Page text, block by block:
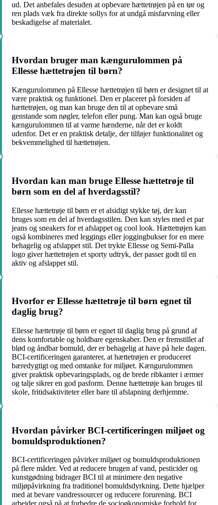
ud. Det anbefales desuden at opbevare hættetrøjen på en tør og
ren plads væk fra direkte sollys for at undgå misfarvning eller
beskadigelse af materialet.
Hvordan bruger man kængurulommen på
Ellesse hættetrøjen til børn?
Kængurulommen på Ellesse hættetrøjen til børn er designet til at
være praktisk og funktionel. Den er placeret på forsiden af
hættetrøjen, og man kan bruge den til at opbevare små
genstande som nøgler, telefon eller pung. Man kan også bruge
kængurulommen til at varme hænderne, når det er koldt
udenfor. Det er en praktisk detalje, der tilføjer funktionalitet og
bekvemmelighed til hættetrøjen.
Hvordan kan man bruge Ellesse hættetrøje til
børn som en del af hverdagsstil?
Ellesse hættetrøje til børn er et alsidigt stykke tøj, der kan
bruges som en del af hverdagsstilen. Den kan styles med et par
jeans og sneakers for et afslappet og cool look. Hættetrøjen kan
også kombineres med leggings eller joggingbukser for en mere
behagelig og afslappet stil. Det trykte Ellesse og Semi-Palla
logo giver hættetrøjen et sporty udtryk, der passer godt til en
aktiv og afslappet stil.
Hvorfor er Ellesse hættetrøje til børn egnet til
daglig brug?
Ellesse hættetrøje til børn er egnet til daglig brug på grund af
dens komfortable og holdbare egenskaber. Den er fremstillet af
blød og åndbar bomuld, der er behagelig at have på hele dagen.
BCI-certificeringen garanterer, at hættetrøjen er produceret
bæredygtigt og med omtanke for miljøet. Kængurulommen
giver praktisk opbevaringsplads, og de brede ribkanter i ærmer
og talje sikrer en god pasform. Denne hættetrøje kan bruges til
skole, fritidsaktiviteter eller bare til afslapning derhjemme.
Hvordan påvirker BCI-certificeringen miljøet og
bomuldsproduktionen?
BCI-certificeringen påvirker miljøet og bomuldsproduktionen
på flere måder. Ved at reducere brugen af vand, pesticider og
kunstgødning bidrager BCI til at minimere den negative
miljøpåvirkning fra traditionel bomuldsdyrkning. Dette hjælper
med at bevare vandressourcer og reducere forurening. BCI